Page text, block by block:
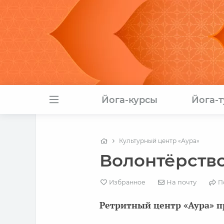
Йога-курсы Йога-
Культурный центр «Аура»
Избранное На почту
Ретритный центр «Аура»